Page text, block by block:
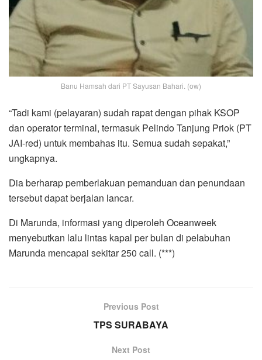
Banu Hamsah dari PT Sayusan Bahari. (ow)
“Tadi kami (pelayaran) sudah rapat dengan pihak KSOP
dan operator terminal, termasuk Pelindo Tanjung Priok (PT
JAI-red) untuk membahas itu. Semua sudah sepakat,”
ungkapnya.
Dia berharap pemberlakuan pemanduan dan penundaan
tersebut dapat berjalan lancar.
Di Marunda, informasi yang diperoleh Oceanweek
menyebutkan lalu lintas kapal per bulan di pelabuhan
Marunda mencapai sekitar 250 call. (***)
Previous Post
TPS SURABAYA
Next Post